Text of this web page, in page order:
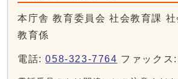
本庁舎 教育委員会 社会教育課
教育係
電話:058-323-7764 ファック